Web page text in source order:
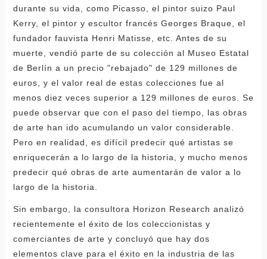
durante su vida, como Picasso, el pintor suizo Paul
Kerry, el pintor y escultor francés Georges Braque, el
fundador fauvista Henri Matisse, etc. Antes de su
muerte, vendió parte de su colección al Museo Estatal
de Berlín a un precio "rebajado" de 129 millones de
euros, y el valor real de estas colecciones fue al
menos diez veces superior a 129 millones de euros. Se
puede observar que con el paso del tiempo, las obras
de arte han ido acumulando un valor considerable.
Pero en realidad, es difícil predecir qué artistas se
enriquecerán a lo largo de la historia, y mucho menos
predecir qué obras de arte aumentarán de valor a lo
largo de la historia.
Sin embargo, la consultora Horizon Research analizó
recientemente el éxito de los coleccionistas y
comerciantes de arte y concluyó que hay dos
elementos clave para el éxito en la industria de las